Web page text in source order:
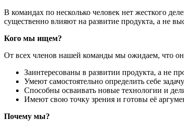
В командах по несколько человек нет жесткого
существенно влияют на развитие продукта, а не
Кого мы ищем?
От всех членов нашей команды мы ожидаем, что
Заинтересованы в развитии продукта, а не
Умеют самостоятельно определить себе
Способны осваивать новые технологии и
Имеют свою точку зрения и готовы её
Почему мы?